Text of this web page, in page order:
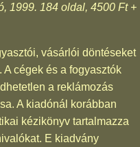
1999. 184 oldal, 4500 Ft +
vásárlói döntéseket
cégek és a fogyasztók
a reklámozás
A kiadónál korábban
kézikönyv tartalmazza
E kiadvány